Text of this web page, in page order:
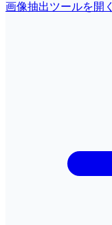
画像抽出ツールを開く